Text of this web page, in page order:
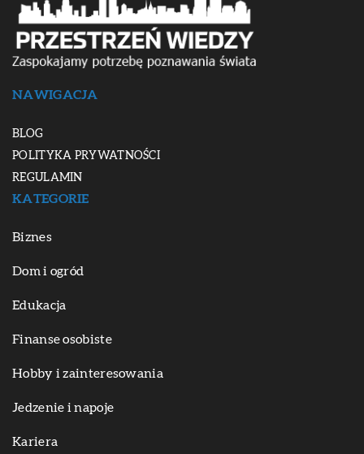
NAWIGACJA
BLOG
POLITYKA PRYWATNOŚCI
REGULAMIN
KATEGORIE
Biznes
Dom i ogród
Edukacja
Finanse osobiste
Hobby i zainteresowania
Jedzenie i napoje
Kariera